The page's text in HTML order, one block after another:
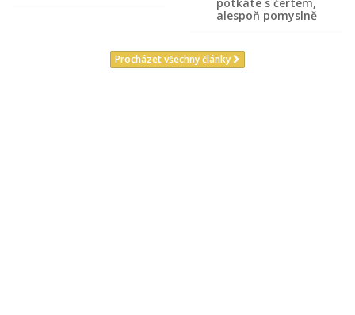
alespoň pomyslně
Procházet všechny články